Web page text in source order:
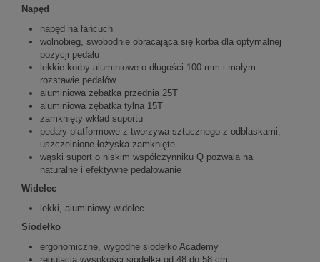
Napęd
napęd na łańcuch
wolnobieg, swobodnie obracająca się korba dla optymalnej
pozycji pedału
lekkie korby aluminiowe o długości 100 mm i małym
rozstawie pedałów
aluminiowa zębatka przednia 25T
aluminiowa zębatka tylna 15T
zamknięty wkład suportu
pedały platformowe z tworzywa sztucznego z odblaskami,
uszczelnione łożyska zamknięte
wąski suport o niskim współczynniku Q pozwala na
naturalne i efektywne pedałowanie
Widelec
lekki, aluminiowy widelec
Siodełko
ergonomiczne, wygodne siodełko Academy
regulacja wysokości siodełka od 48 do 58 cm